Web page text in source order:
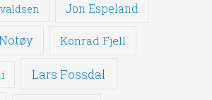
Jon Espeland
Konrad Fjell
Lars Fossdal